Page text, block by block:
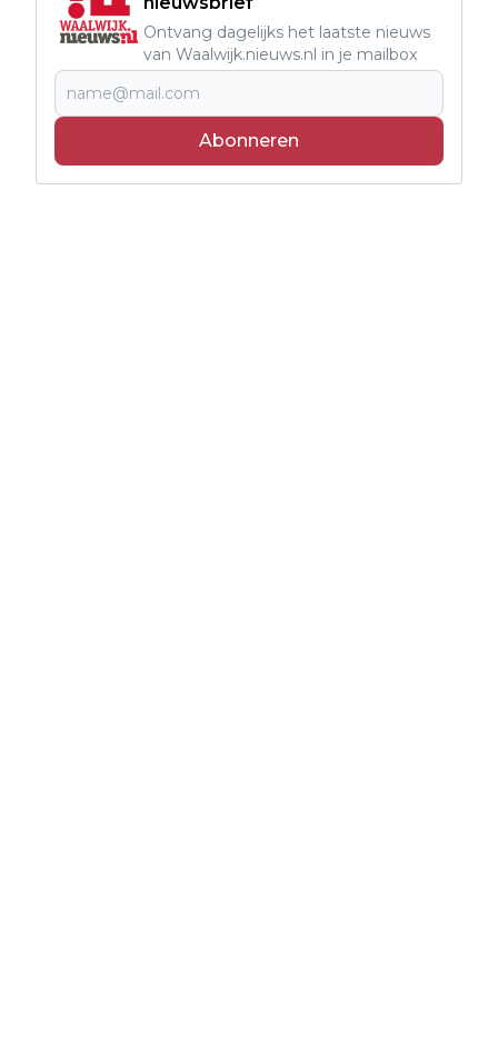
Ontvang dagelijks het laatste nieuws
van Waalwijk.nieuws.nl in je mailbox
Abonneren